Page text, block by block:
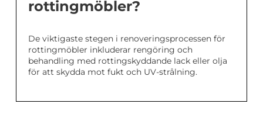
rottingmöbler?
De viktigaste stegen i renoveringsprocessen för
rottingmöbler inkluderar rengöring och
behandling med rottingskyddande lack eller olja
för att skydda mot fukt och UV-strålning.